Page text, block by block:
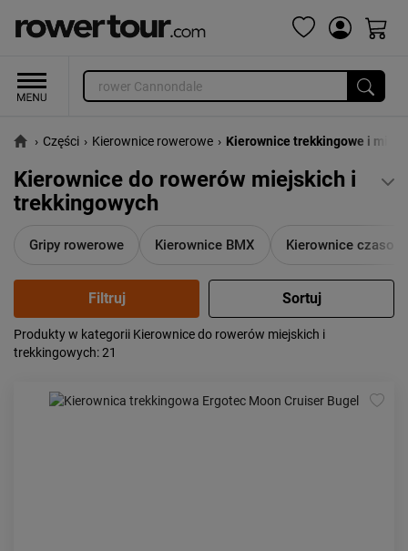
› Części › Kierownice rowerowe › Kierownice trekkingowe i
Kierownice do rowerów miejskich i
trekkingowych
Gripy rowerowe Kierownice BMX Kierownice
Popularność:
alfabetycznie
Produkty w kategorii Kierownice do rowerów miejskich i
trekkingowych: 21